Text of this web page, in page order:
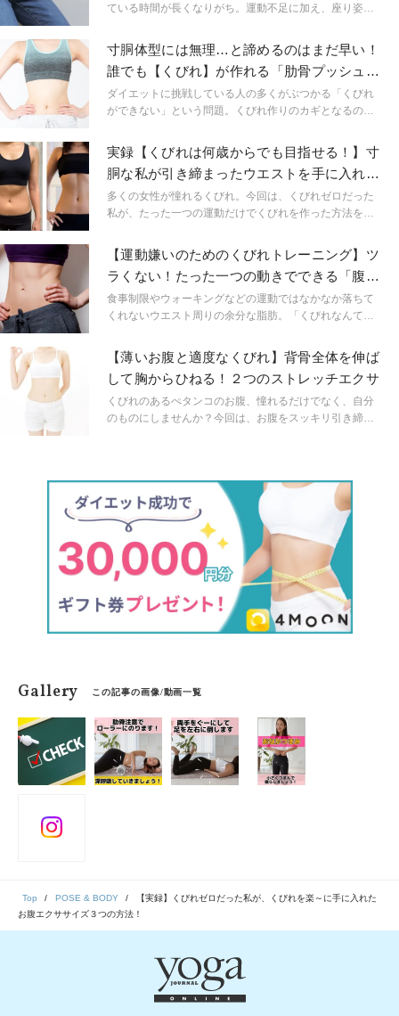
ている時間が長くなりがち。運動不足に加え、座り姿勢
作られてしまいます。そこで今回は、寒い時期にぴった
りの座ったままでOKの腹筋エクササイズをご紹介しま
す。
寸胴体型には無理…と諦めるのはまだ早い！
誰でも【くびれ】が作れる「肋骨プッシュエ
クサ」
ダイエットに挑戦している人の多くがぶつかる「くびれ
ができない」という問題。くびれ作りのカギとなるの
締めることで、理想のボディラインが手に入ります。
実録【くびれは何歳からでも目指せる！】寸
胴な私が引き締まったウエストを手に入れた
側屈ストレッチ
多くの女性が憧れるくびれ。今回は、くびれゼロだった
私が、たった一つの運動だけでくびれを作った方法をお
【運動嫌いのためのくびれトレーニング】ツ
ラくない！たった一つの動きでできる「腹斜
筋トレーニング」
食事制限やウォーキングなどの運動ではなかなか落ちて
くれないウエスト周りの余分な脂肪。「くびれなんて夢
スト引き締めが叶う「腹斜筋トレーニング」をご紹介し
ます。激しい動きではないので、運動が苦手な人でもつ
いていけますよ。
【薄いお腹と適度なくびれ】背骨全体を伸ば
して胸からひねる！２つのストレッチエクサ
くびれのあるぺタンコのお腹、憧れるだけでなく、自分
のものにしませんか？今回は、お腹をスッキリ引き締め
Gallery この記事の画像/動画一覧
Top POSE & BODY
【実録】くびれゼロだった私が、くびれを楽～に手に入れた
お腹エクササイズ３つの方法！